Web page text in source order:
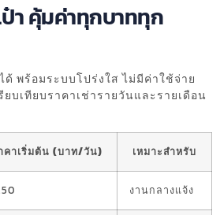
ป๋า คุ้มค่าทุกบาททุก
พร้อมระบบโปร่งใส ไม่มีค่าใช้จ่าย
บเทียบราคาเช่ารายวันและรายเดือน
คาเริ่มต้น (บาท/วัน) เหมาะสำหรับ
งานกลางแจ้ง